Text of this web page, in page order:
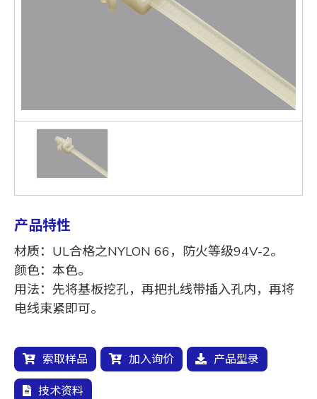
产品特性
材质：UL合格之NYLON 66，防火等级94V-2。
颜色：本色。
用法：先将基板挖孔，再把扎线带插入孔内，再将
电线束紧即可。
索取样品 加入询价 产品型录
技术资料